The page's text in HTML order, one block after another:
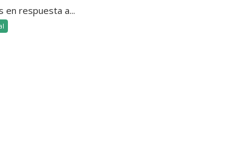
en respuesta a...